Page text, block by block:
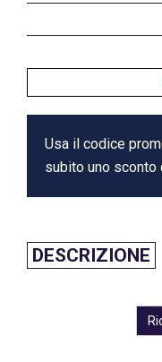
Usa il codice
subito uno sconto
DESCRIZIONE